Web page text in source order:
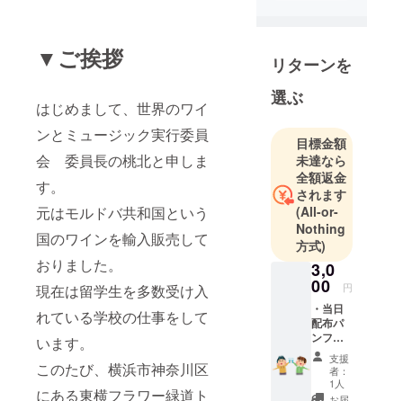
▼ご挨拶
はじめまして、世界のワイ
ンとミュージック実行委員
会 委員長の桃北と申しま
す。
元はモルドバ共和国という
国のワインを輸入販売して
おりました。
現在は留学生を多数受け入
れている学校の仕事をして
います。
このたび、横浜市神奈川区
にある東横フラワー緑道ト
リターンを
選ぶ
目標金額
未達なら
全額返金
されます
(All-or-
Nothing
方式)
3,0
00 円
・当日
配布パ
ンフ
レット
にお名
前の記
入 ・
支援
者：
1人